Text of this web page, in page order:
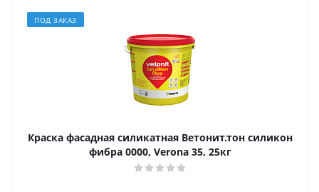
ПОД ЗАКАЗ
Краска фасадная силикатная Ветонит.тон силикон
фибра 0000, Verona 35, 25кг